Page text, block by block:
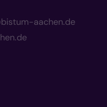
aachen.de